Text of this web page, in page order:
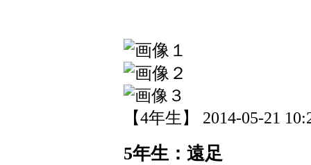
【4年生】 2014-05-21
5年生：遠足